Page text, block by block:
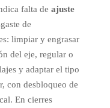
falta de ajuste
de
limpiar y engrasar
del eje, regular o
y adaptar el tipo
con desbloqueo de
En cierres